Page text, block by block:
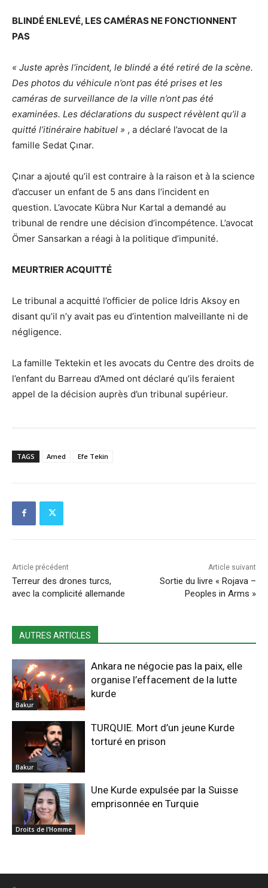
BLINDÉ ENLEVÉ, LES CAMÉRAS NE FONCTIONNENT
PAS
« Juste après l’incident, le blindé a été retiré de la scène.
Des photos du véhicule n’ont pas été prises et les
caméras de surveillance de la ville n’ont pas été
examinées. Les déclarations du suspect révèlent qu’il a
quitté l’itinéraire habituel » , a déclaré l’avocat de la
famille Sedat Çınar.
Çınar a ajouté qu’il est contraire à la raison et à la science
d’accuser un enfant de 5 ans dans l’incident en
question. L’avocate Kübra Nur Kartal a demandé au
tribunal de rendre une décision d’incompétence. L’avocat
Ömer Sansarkan a réagi à la politique d’impunité.
MEURTRIER ACQUITTÉ
Le tribunal a acquitté l’officier de police Idris Aksoy en
disant qu’il n’y avait pas eu d’intention malveillante ni de
négligence.
La famille Tektekin et les avocats du Centre des droits de
l’enfant du Barreau d’Amed ont déclaré qu’ils feraient
appel de la décision auprès d’un tribunal supérieur.
TAGS Amed Efe Tekin
Article précédent
Terreur des drones turcs,
avec la complicité allemande
Article suivant
Sortie du livre « Rojava –
Peoples in Arms »
AUTRES ARTICLES
Bakur
Ankara ne négocie pas la paix, elle
organise l’effacement de la lutte
kurde
Bakur
TURQUIE. Mort d’un jeune Kurde
torturé en prison
Droits de l'Homme
Une Kurde expulsée par la Suisse
emprisonnée en Turquie